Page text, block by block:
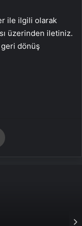
ile ilgili olarak
üzerinden iletiniz.
dönüş